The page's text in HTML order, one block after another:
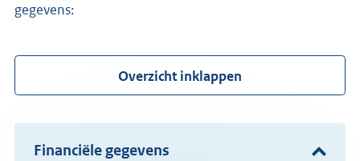
gegevens:
Overzicht inklappen
Financiële gegevens